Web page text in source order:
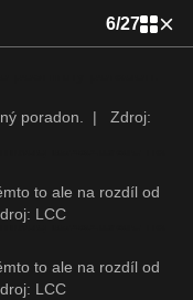
6/27
poradon. |
Zdroj:
to ale na rozdíl od
LCC
to ale na rozdíl od
LCC